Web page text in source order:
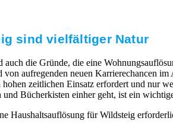
sind vielfältiger Natur
die Gründe, die eine
aufregenden neuen Karrierechancen
zeitlichen Einsatz erfordert und nur
Bücherkisten einher geht, ist ein
Haushaltsauflösung für Wildsteig